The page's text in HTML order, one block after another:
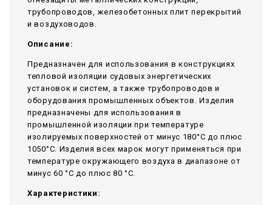
трубопроводов, железобетонных плит перекрытий
и воздуховодов.
Описание:
Предназначен для использования в конструкциях
тепловой изоляции судовых энергетических
установок и систем, а также трубопроводов и
оборудования промышленных объектов. Изделия
предназначены для использования в
промышленной изоляции при температуре
изолируемых поверхностей от минус 180°С до плюс
1050°С. Изделия всех марок могут применяться при
температуре окружающего воздуха в диапазоне от
минус 60 °С до плюс 80 °С.
Характеристики: